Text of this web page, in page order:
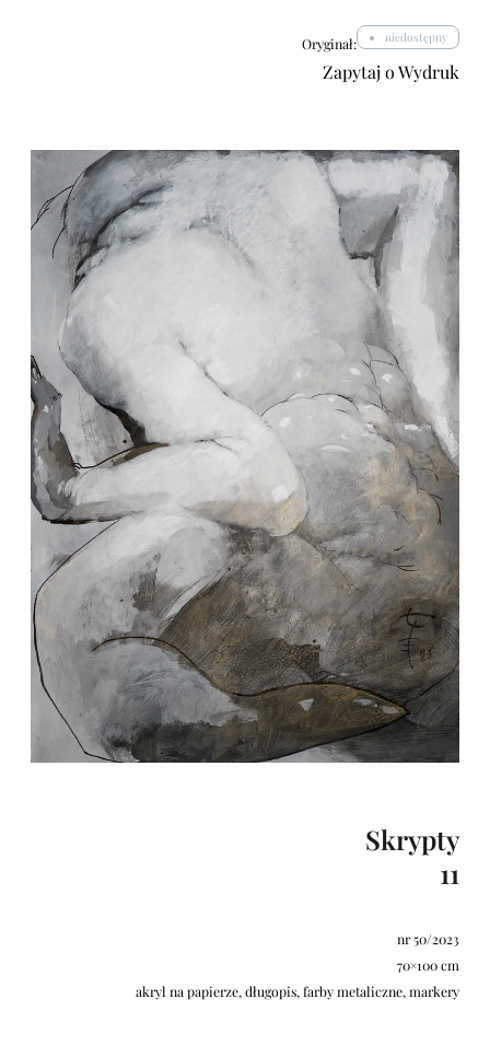
Oryginał: niedostępny
Zapytaj o Wydruk
Skrypty
11
nr 50/2023
70×100 cm
akryl na papierze, długopis, farby metaliczne, markery